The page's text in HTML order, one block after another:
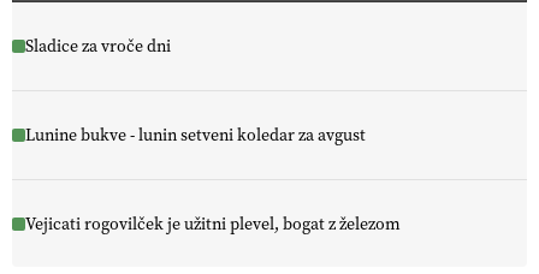
Sladice za vroče dni
Lunine bukve - lunin setveni koledar za avgust
Vejicati rogovilček je užitni plevel, bogat z železom